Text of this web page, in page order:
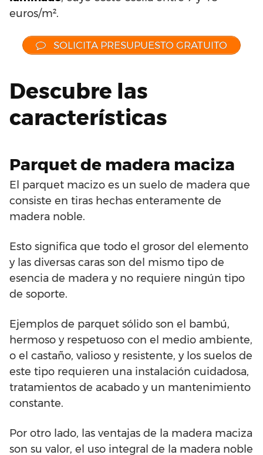
euros/m².
SOLICITA PRESUPUESTO GRATUITO
Descubre las
características
Parquet de madera maciza
El parquet macizo es un suelo de madera que
consiste en tiras hechas enteramente de
madera noble.
Esto significa que todo el grosor del elemento
y las diversas caras son del mismo tipo de
esencia de madera y no requiere ningún tipo
de soporte.
Ejemplos de parquet sólido son el bambú,
hermoso y respetuoso con el medio ambiente,
o el castaño, valioso y resistente, y los suelos de
este tipo requieren una instalación cuidadosa,
tratamientos de acabado y un mantenimiento
constante.
Por otro lado, las ventajas de la madera maciza
son su valor, el uso integral de la madera noble